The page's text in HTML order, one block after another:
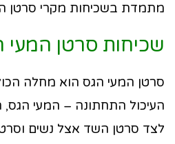
מתמדת בשכיחות מקרי סרטן
שכיחות סרטן המעי
סרטן המעי הגס הוא מחלה
העיכול התחתונה – המעי הגס,
לצד סרטן השד אצל נשים